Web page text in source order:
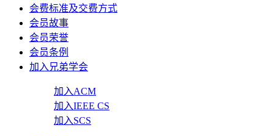
会费标准及交费方式
会员故事
会员荣誉
会员条例
加入兄弟学会
加入ACM
加入IEEE CS
加入SCS